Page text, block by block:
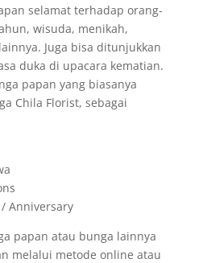
selamat terhadap orang-
wisuda, menikah,
Juga bisa ditunjukkan
duka di upacara kematian.
papan yang biasanya
Chila Florist, sebagai
Anniversary
papan atau bunga lainnya
melalui metode online atau